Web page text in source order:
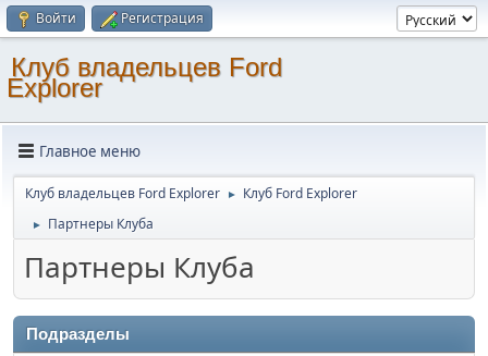
Войти Регистрация
Клуб владельцев Ford
Explorer
Главное меню
Клуб владельцев Ford Explorer ► Клуб Ford Explorer
► Партнеры Клуба
Партнеры Клуба
Подразделы